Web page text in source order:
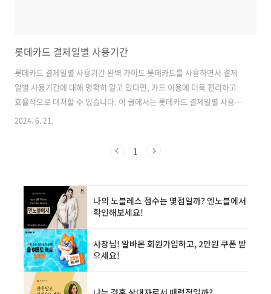
롯데카드 결제일별 사용기간
롯데카드 결제일별 사용기간 완벽 가이드 롯데카드를 사용하면서 결제
일별 사용기간에 대해 명확히 알고 있다면, 카드 이용에 더욱 편리하고
효율적으로 대처할 수 있습니다. 이 글에서는 롯데카드 결제일별 사용기
간에 대해 심도 있게 다루고, 관련된 모든 정보를 제공하고자 합니
한 정보를 찾아보겠습니다. 당장 급하게 돈이 급하게 필요하지만 무직자,
유할인카드 추천주유 카드가 뜨거운 각오로 등장하는 이유 끝날 줄 모르
는 기름값 급등 국내 휘발유 평균 가격이 한 달 사이에 50원 이상 급등하
면서, 특화..
2024. 6. 21.
1